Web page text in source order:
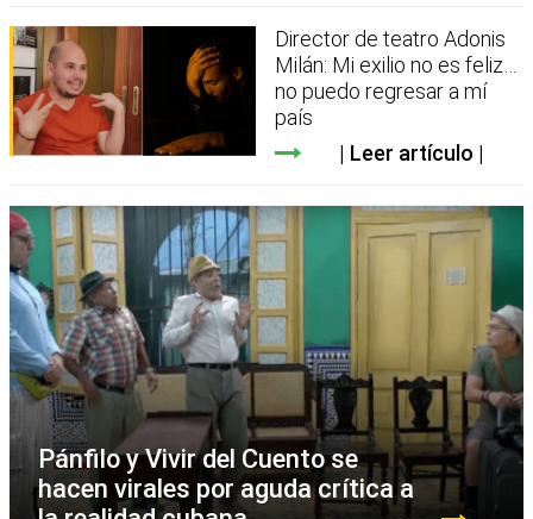
Director de teatro Adonis
Milán: Mi exilio no es feliz…
no puedo regresar a mí
país
Leer artículo
Pánfilo y Vivir del Cuento se
hacen virales por aguda crítica a